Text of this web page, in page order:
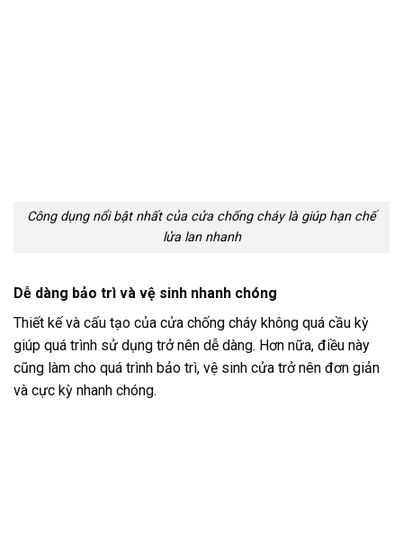
Công dụng nổi bật nhất của cửa chống cháy là giúp hạn chế
lửa lan nhanh
Dễ dàng bảo trì và vệ sinh nhanh chóng
Thiết kế và cấu tạo của cửa chống cháy không quá cầu kỳ
giúp quá trình sử dụng trở nên dễ dàng. Hơn nữa, điều này
cũng làm cho quá trình bảo trì, vệ sinh cửa trở nên đơn giản
và cực kỳ nhanh chóng.